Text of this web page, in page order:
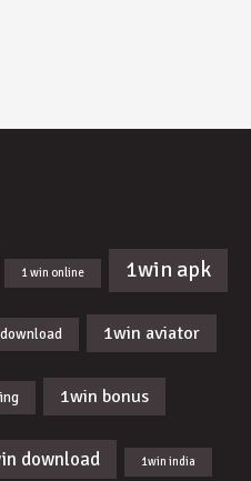
1 win online 1win apk
1win aviator
1win bonus
download 1win india